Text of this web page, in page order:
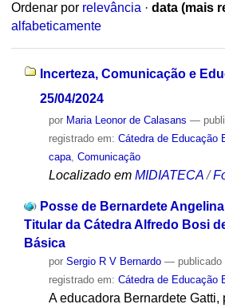
Ordenar por relevância · data (mais
alfabeticamente
Incerteza, Comunicação e
25/04/2024
por Maria Leonor de Calasans —
registrado em: Cátedra de Educação
capa, Comunicação
Localizado em MIDIATECA /
Posse de Bernardete
Titular da Cátedra Alfredo Bosi
Básica
por Sergio R V Bernardo — publicado
registrado em: Cátedra de Educação
A educadora Bernardete Gatti,